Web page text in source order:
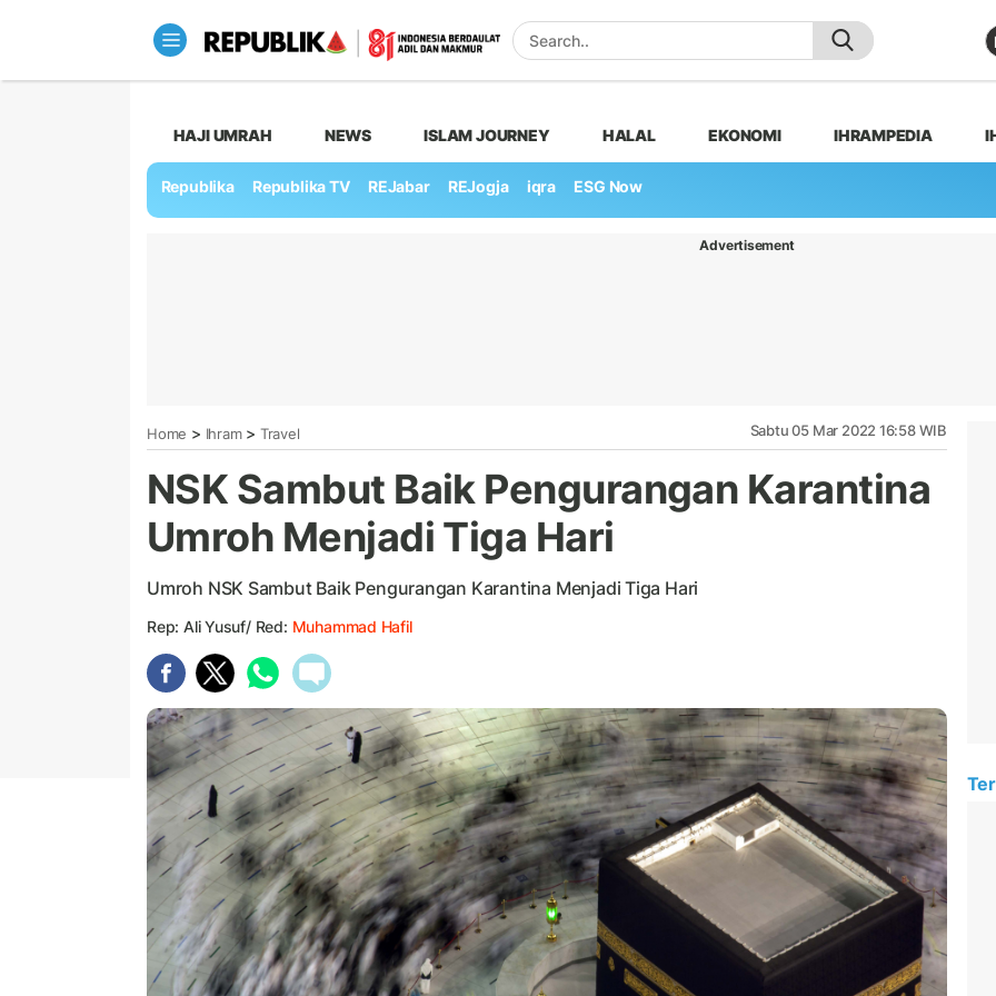
HAJI UMRAH NEWS ISLAM JOURNEY HALAL EKONOMI IHRAMPEDIA
Republika Republika TV REJabar REJogja iqra ESG Now
Advertisement
Home > Ihram> Travel Sabtu 05 Mar 2022 16:58 WIB
NSK Sambut Baik Pengurangan Karantina
Umroh Menjadi Tiga Hari
Umroh NSK Sambut Baik Pengurangan Karantina Menjadi Tiga Hari
Rep: Ali Yusuf/ Red: Muhammad Hafil